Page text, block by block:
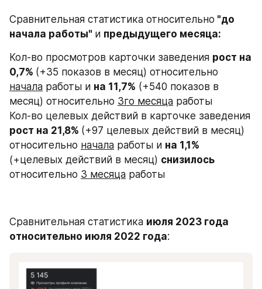
Сравнительная статистика относительно "до
начала работы" и предыдущего месяца:
Кол-во просмотров карточки заведения рост на
0,7%
начала работы и на 11,7% (+540 показов в
месяц) относительно 3го месяца работы
рост на 21,8% (+97 целевых действий в месяц)
относительно начала работы и на 1,1%
(+целевых действий в месяц) снизилось
относительно 3 месяца работы
Сравнительная статистика июля 2023 года
относительно июля 2022 года: